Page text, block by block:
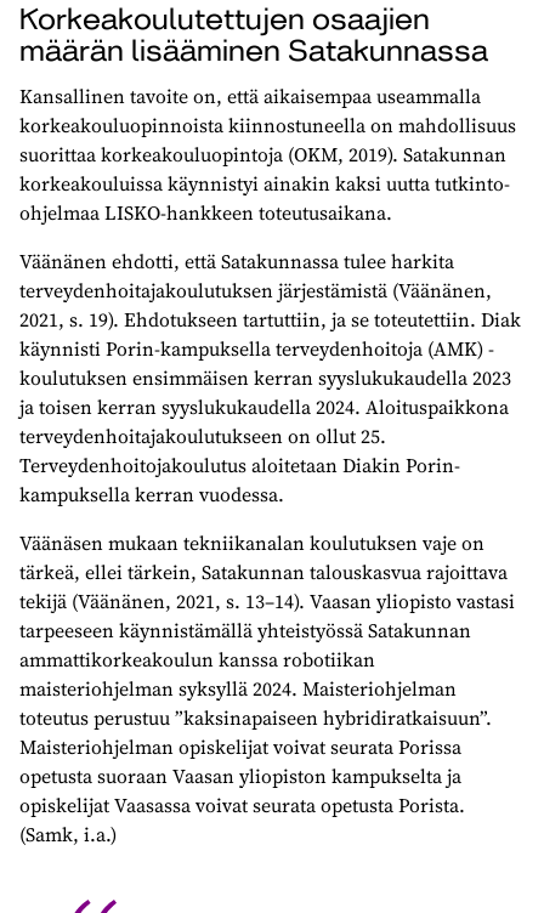
Korkeakoulutettujen osaajien
määrän lisääminen Satakunnassa
Kansallinen tavoite on, että aikaisempaa useammalla
korkeakouluopinnoista kiinnostuneella on mahdollisuus
suorittaa korkeakouluopintoja (OKM, 2019). Satakunnan
korkeakouluissa käynnistyi ainakin kaksi uutta tutkinto-
ohjelmaa LISKO-hankkeen toteutusaikana.
Väänänen ehdotti, että Satakunnassa tulee harkita
terveydenhoitajakoulutuksen järjestämistä (Väänänen,
2021, s. 19). Ehdotukseen tartuttiin, ja se toteutettiin. Diak
käynnisti Porin-kampuksella terveydenhoitoja (AMK) -
koulutuksen ensimmäisen kerran syyslukukaudella 2023
ja toisen kerran syyslukukaudella 2024. Aloituspaikkona
terveydenhoitajakoulutukseen on ollut 25.
Terveydenhoitojakoulutus aloitetaan Diakin Porin-
kampuksella kerran vuodessa.
Väänäsen mukaan tekniikanalan koulutuksen vaje on
tärkeä, ellei tärkein, Satakunnan talouskasvua rajoittava
tekijä (Väänänen, 2021, s. 13–14). Vaasan yliopisto vastasi
tarpeeseen käynnistämällä yhteistyössä Satakunnan
ammattikorkeakoulun kanssa robotiikan
maisteriohjelman syksyllä 2024. Maisteriohjelman
toteutus perustuu ”kaksinapaiseen hybridiratkaisuun”.
Maisteriohjelman opiskelijat voivat seurata Porissa
opetusta suoraan Vaasan yliopiston kampukselta ja
opiskelijat Vaasassa voivat seurata opetusta Porista.
(Samk, i.a.)